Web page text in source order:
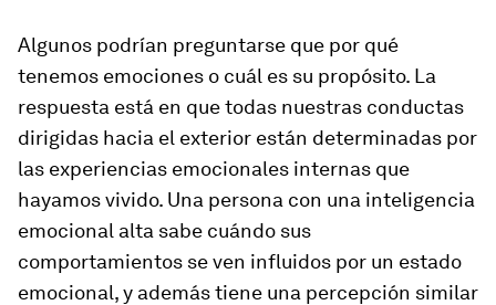
Algunos podrían preguntarse que por qué
tenemos emociones o cuál es su propósito. La
respuesta está en que todas nuestras conductas
dirigidas hacia el exterior están determinadas por
las experiencias emocionales internas que
hayamos vivido. Una persona con una inteligencia
emocional alta sabe cuándo sus
comportamientos se ven influidos por un estado
emocional, y además tiene una percepción similar